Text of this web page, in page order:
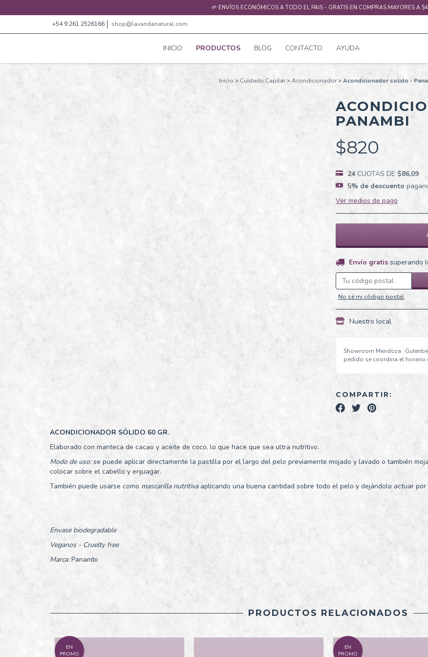
🌱 ENVÍOS ECONÓMICOS A TODO EL PAIS - GRATIS EN COMPRAS MAYORES A
+54 9 261 2526166 shop@lavandanatural.com
INICIO PRODUCTOS BLOG CONTACTO AYUDA
Inicio > Cuidado Capilar > Acondicionador > Acondicionador solido -
PANAMBI
$820
24CUOTAS DE $86,09
5% de descuento
Ver medios de pago
ENVÍO
Entregas para el CP:
Envío gratis superando
No sé mi código postal
Nuestro local
Showroom Mendoza
pedido se coordina el
COMPARTIR:
ACONDICIONADOR SÓLIDO 60 GR.
Elaborado con manteca de cacao y aceite de coco, lo que hace que sea ultra nutritivo.
Modo de uso:se puede aplicar directamente la pastilla por el largo del pelo previamente mojado y lavado o también
colocar sobre el cabello y enjuagar.
También puede usarse como mascarilla nutritivaaplicando una buena cantidad sobre todo el pelo y dejándolo actuar por
Envase biodegradable
Veganos - Cruelty free
Marca:Panambi
PRODUCTOS RELACIONADOS
EN
PROMO
EN
PROMO